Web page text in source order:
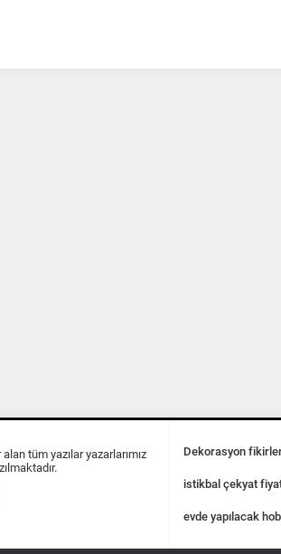
tüm yazılar yazarlarımız
Dekorasyon
istikbal çekyat
evde yapılacak